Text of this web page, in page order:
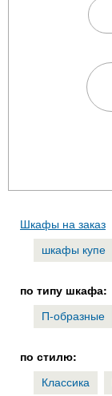
Шкафы на заказ
шкафы купе
по типу шкафа:
П-образные
по стилю:
Классика